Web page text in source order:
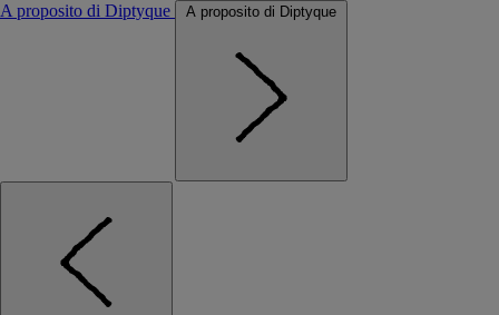
A proposito di Diptyque
A proposito di Diptyque